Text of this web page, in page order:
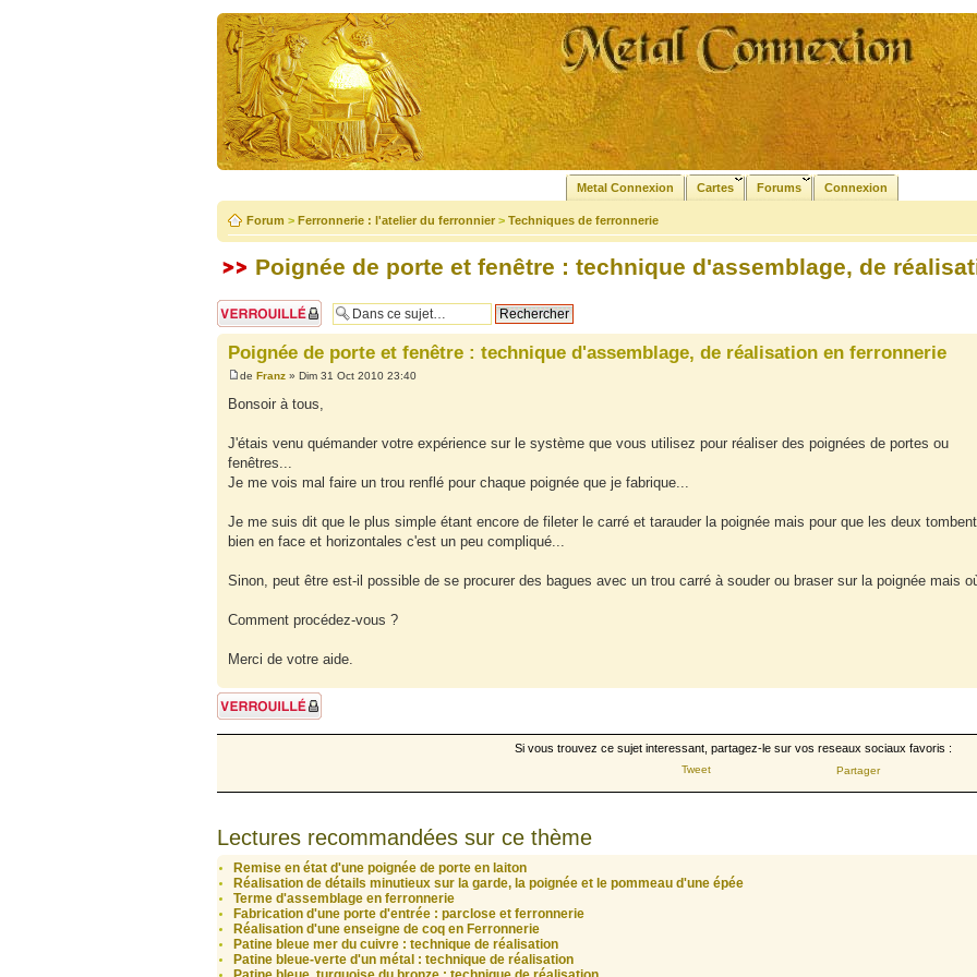
Metal Connexion Cartes Forums Connexion
Forum > Ferronnerie : l'atelier du ferronnier > Techniques de ferronnerie
Poignée de porte et fenêtre : technique d'assemblage, de
Sujet verrouillé
Poignée de porte et fenêtre : technique d'assemblage, de réalisation en ferronnerie
de Franz» Dim 31 Oct 2010 23:40
Bonsoir à tous,
J'étais venu quémander votre expérience sur le système que vous utilisez pour réaliser des poignées de portes ou
fenêtres...
Je me vois mal faire un trou renflé pour chaque poignée que je fabrique...
Je me suis dit que le plus simple étant encore de fileter le carré et tarauder la poignée mais pour que les deux tombent
bien en face et horizontales c'est un peu compliqué...
Sinon, peut être est-il possible de se procurer des bagues avec un trou carré à souder ou braser sur la poignée mais
Comment procédez-vous ?
Merci de votre aide.
Sujet verrouillé
Si vous trouvez ce sujet interessant, partagez-le sur vos reseaux sociaux favoris :
Tweet Partager
Lectures recommandées sur ce thème
Remise en état d'une poignée de porte en laiton
Réalisation de détails minutieux sur la garde, la poignée et le pommeau d'une épée
Terme d'assemblage en ferronnerie
Fabrication d'une porte d'entrée : parclose et ferronnerie
Réalisation d'une enseigne de coq en Ferronnerie
Patine bleue mer du cuivre : technique de réalisation
Patine bleue-verte d'un métal : technique de réalisation